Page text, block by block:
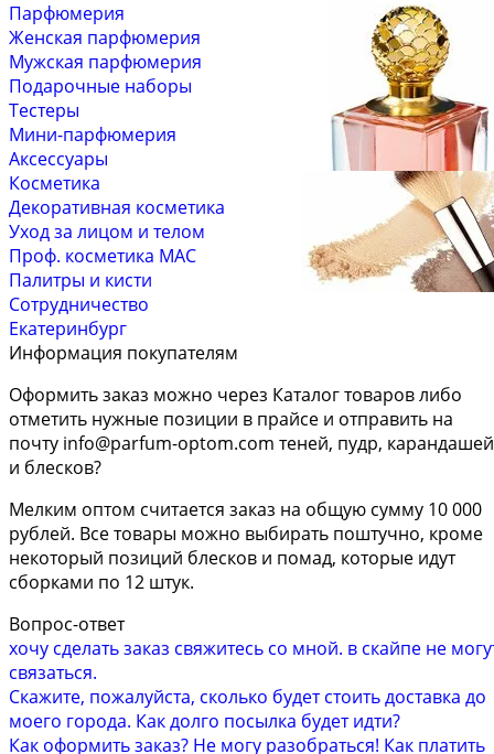
Парфюмерия
Женская парфюмерия
Мужская парфюмерия
Подарочные наборы
Тестеры
Мини-парфюмерия
Аксессуары
Косметика
Декоративная косметика
Уход за лицом и телом
Проф. косметика MAC
Палитры и кисти
Сотрудничество
Екатеринбург
Информация покупателям
Оформить заказ можно через Каталог товаров либо
отметить нужные позиции в прайсе и отправить на
почту info@parfum-optom.com теней, пудр, карандашей
и блесков?
Мелким оптом считается заказ на общую сумму 10 000
рублей. Все товары можно выбирать поштучно, кроме
некоторый позиций блесков и помад, которые идут
сборками по 12 штук.
Вопрос-ответ
хочу сделать заказ свяжитесь со мной. в скайпе не
связаться.
Скажите, пожалуйста, сколько будет стоить доставка до
моего города. Как долго посылка будет идти?
Как оформить заказ? Не могу разобраться! Как платить